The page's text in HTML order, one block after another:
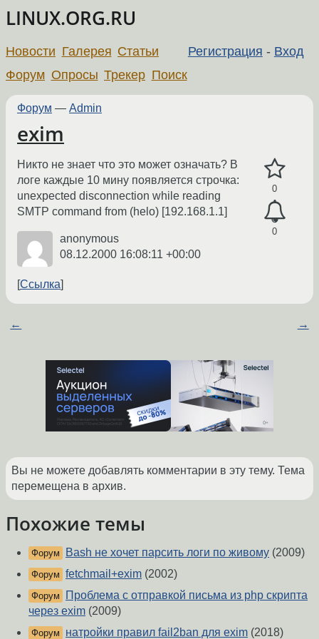
LINUX.ORG.RU
Регистрация - Вход
Новости Галерея Статьи
Форум Опросы Трекер Поиск
Форум — Admin
exim
0
0
Никто не знает что это может означать? В
логе каждые 10 мину появляется строчка:
unexpected disconnection while reading
SMTP command from (helo) [192.168.1.1]
anonymous
08.12.2000 16:08:11 +00:00
Ссылка
← →
Вы не можете добавлять комментарии в эту тему. Тема
перемещена в архив.
Похожие темы
Форум Bash не хочет парсить логи по живому (2009)
Форум fetchmail+exim (2002)
Форум
Проблема с отправкой письма из php скрипта
через exim (2009)
Форум натройки правил fail2ban для exim (2018)